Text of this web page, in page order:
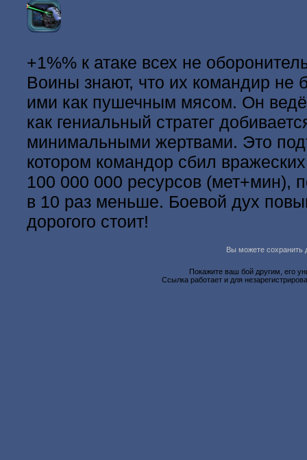
+1%% к атаке всех не
Воины знают, что их командир не
ими как пушечным мясом. Он
как гениальный стратег
минимальными жертвами. Это
котором командор сбил
100 000 000 ресурсов (мет+мин),
в 10 раз меньше. Боевой дух
дорогого стоит!
Вы можете сохранить
Покажите ваш бой другим, его
Ссылка работает и для